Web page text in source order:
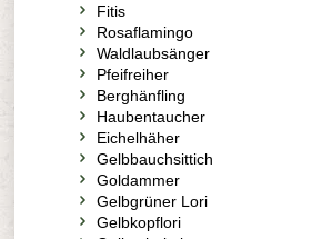
Fitis
Rosaflamingo
Waldlaubsänger
Pfeifreiher
Berghänfling
Haubentaucher
Eichelhäher
Gelbbauchsittich
Goldammer
Gelbgrüner Lori
Gelbkopflori